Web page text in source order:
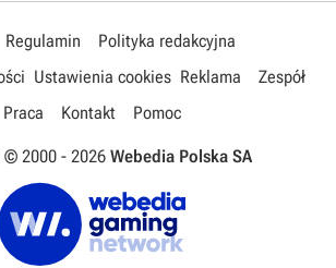
Regulamin
Polityka redakcyjna
Ustawienia cookies Reklama
Zespół
Praca
Kontakt Pomoc
© 2000 - 2026 Webedia Polska SA